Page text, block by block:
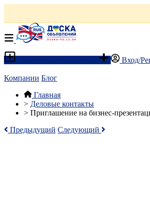
Вход/
Компании Блог
Главная
> Деловые контакты
> Приглашение на бизнес-
Предыдущий Следующий